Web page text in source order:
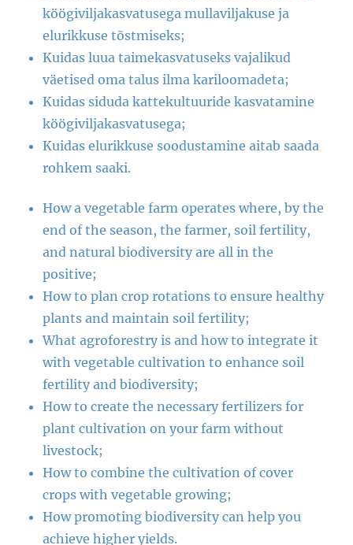
köögiviljakasvatusega mullaviljakuse ja
elurikkuse tõstmiseks;
Kuidas luua taimekasvatuseks vajalikud
väetised oma talus ilma kariloomadeta;
Kuidas siduda kattekultuuride kasvatamine
köögiviljakasvatusega;
Kuidas elurikkuse soodustamine aitab saada
rohkem saaki.
How a vegetable farm operates where, by the
end of the season, the farmer, soil fertility,
and natural biodiversity are all in the
positive;
How to plan crop rotations to ensure healthy
plants and maintain soil fertility;
What agroforestry is and how to integrate it
with vegetable cultivation to enhance soil
fertility and biodiversity;
How to create the necessary fertilizers for
plant cultivation on your farm without
livestock;
How to combine the cultivation of cover
crops with vegetable growing;
How promoting biodiversity can help you
achieve higher yields.